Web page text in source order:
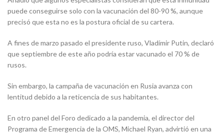
puede conseguirse solo con la vacunación del 80-90 %, aunque
precisó que esta no es la postura oficial de su cartera.
A fines de marzo pasado el presidente ruso, Vladímir Putin, declaró
que septiembre de este año podría estar vacunado el 70 % de
rusos.
Sin embargo, la campaña de vacunación en Rusia avanza con
lentitud debido a la reticencia de sus habitantes.
En otro panel del Foro dedicado a la pandemia, el director del
Programa de Emergencia de la OMS, Michael Ryan, advirtió en una